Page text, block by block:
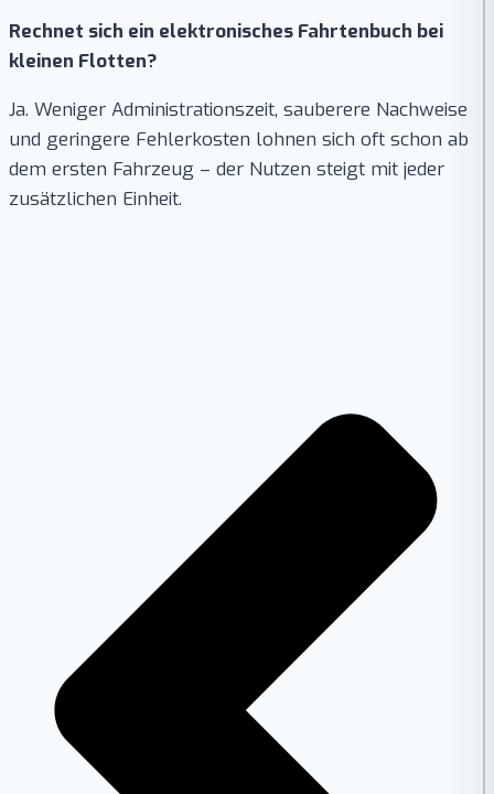
Rechnet sich ein elektronisches Fahrtenbuch bei
kleinen Flotten?
Ja. Weniger Administrationszeit, sauberere Nachweise
und geringere Fehlerkosten lohnen sich oft schon ab
dem ersten Fahrzeug – der Nutzen steigt mit jeder
zusätzlichen Einheit.